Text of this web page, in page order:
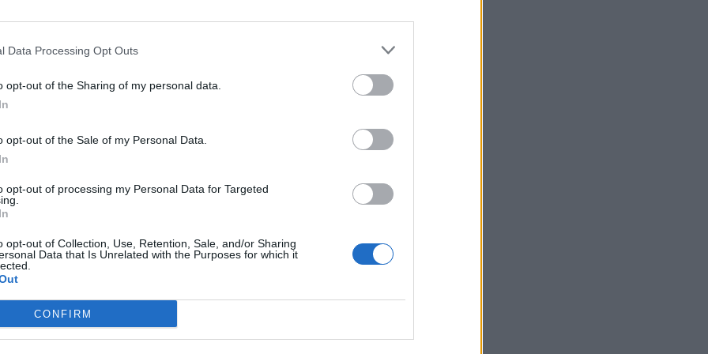
Data Processing Opt Outs
opt-out of the Sharing of my personal data.
opt-out of the Sale of my Personal Data.
opt-out of processing my Personal Data for Targeted
opt-out of Collection, Use, Retention, Sale, and/or Sharing
Data that Is Unrelated with the Purposes for which it
CONFIRM
και τη δική του ζαριά παίζει ο ΒΗΜΑΤΟΔΟΤΗΣ, προβλέποντας εκλογές μετά
το Πάσχα για δύο λόγους. «Ο κ. Μητσοτάκης ποντάρει πολλά στο κλίμα ευφορίας που θα...